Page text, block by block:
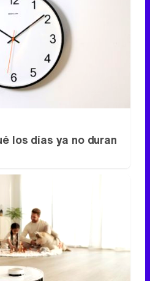
los días ya no duran